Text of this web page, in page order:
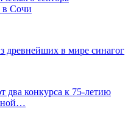
в Сочи
древнейших в мире синагог
два конкурса к 75-летию